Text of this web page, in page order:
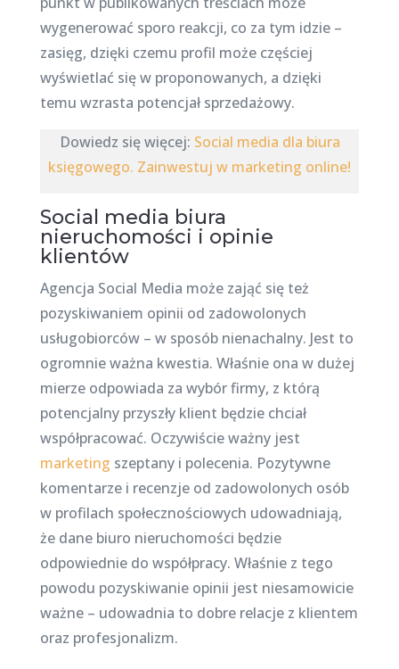
wygenerować sporo reakcji, co za tym idzie –
zasięg, dzięki czemu profil może częściej
wyświetlać się w proponowanych, a dzięki
temu wzrasta potencjał sprzedażowy.
Dowiedz się więcej: Social media dla biura
księgowego. Zainwestuj w marketing online!
Social media biura
nieruchomości i opinie
klientów
Agencja Social Media może zająć się też
pozyskiwaniem opinii od zadowolonych
usługobiorców – w sposób nienachalny. Jest to
ogromnie ważna kwestia. Właśnie ona w dużej
mierze odpowiada za wybór firmy, z którą
potencjalny przyszły klient będzie chciał
współpracować. Oczywiście ważny jest
marketing szeptany i polecenia. Pozytywne
komentarze i recenzje od zadowolonych osób
w profilach społecznościowych udowadniają,
że dane biuro nieruchomości będzie
odpowiednie do współpracy. Właśnie z tego
powodu pozyskiwanie opinii jest niesamowicie
ważne – udowadnia to dobre relacje z klientem
oraz profesjonalizm.